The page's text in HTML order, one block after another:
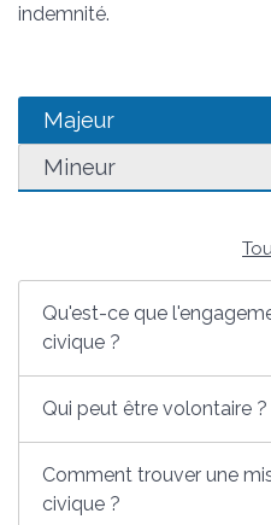
indemnité.
Majeur
Mineur
Qu'est-ce que
civique ?
Qui peut être volontaire ?
Comment trouver une
civique ?